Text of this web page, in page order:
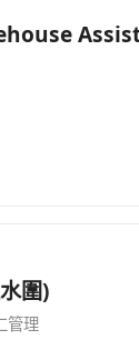
圍)
管理